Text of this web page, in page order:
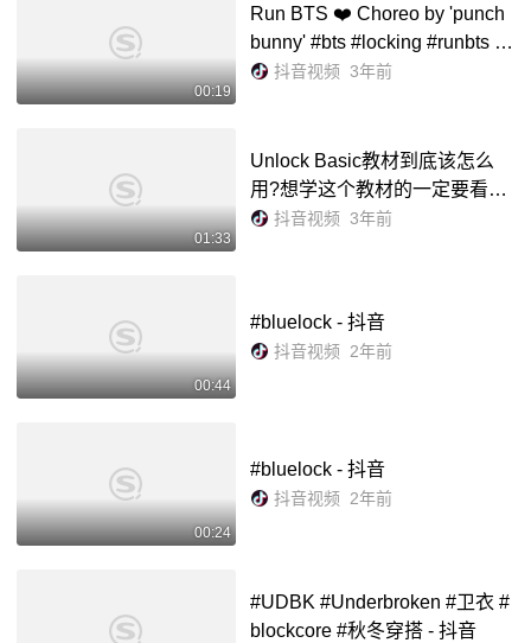
00:19
Run BTS ❤️ Choreo by 'punch
bunny' #bts #locking #runbts -
抖音抖音视频 3年前
01:33
Unlock Basic教材到底该怎么
用?想学这个教材的一定要看这
个视频 - 抖音
抖音视频 3年前
00:44
#bluelock - 抖音
抖音视频 2年前
00:24
#bluelock - 抖音
抖音视频 2年前
#UDBK #Underbroken #卫衣 #
blockcore #秋冬穿搭 - 抖音